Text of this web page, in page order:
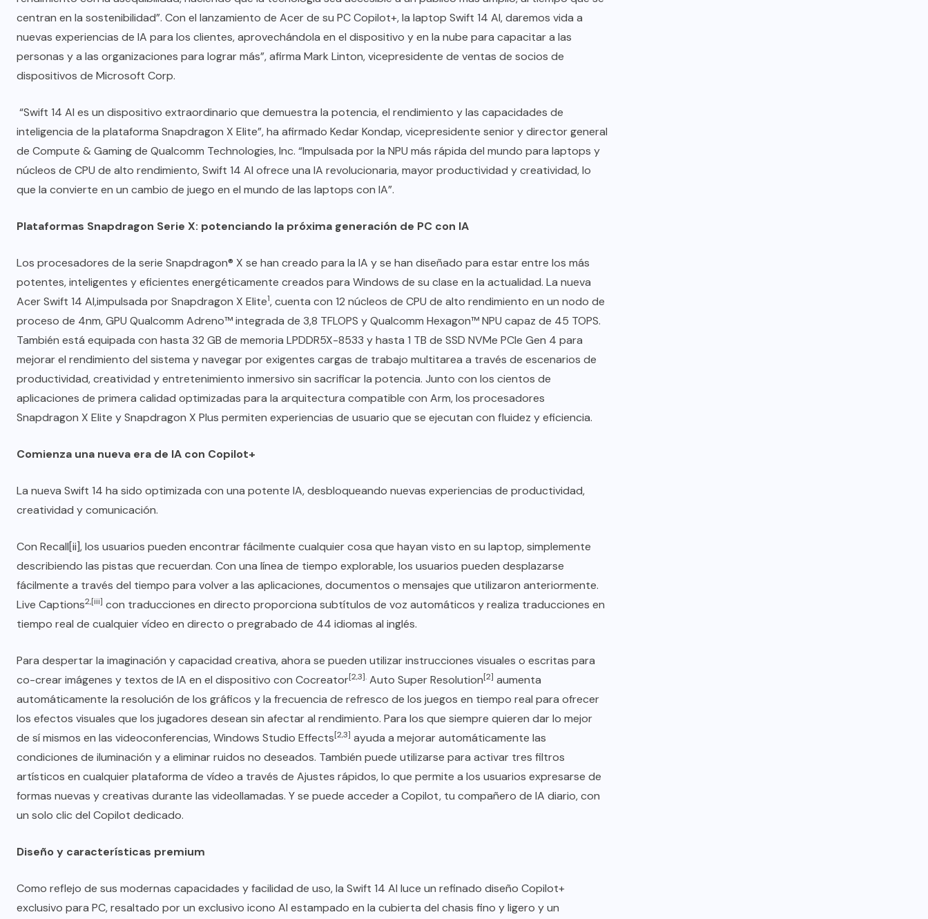
centran en la sostenibilidad”. Con el lanzamiento de Acer de su PC Copilot+, la laptop Swift 14 AI, daremos vida a
nuevas experiencias de IA para los clientes, aprovechándola en el dispositivo y en la nube para capacitar a las
personas y a las organizaciones para lograr más”, afirma Mark Linton, vicepresidente de ventas de socios de
dispositivos de Microsoft Corp.
“Swift 14 AI es un dispositivo extraordinario que demuestra la potencia, el rendimiento y las capacidades de
inteligencia de la plataforma Snapdragon X Elite”, ha afirmado Kedar Kondap, vicepresidente senior y director general
de Compute & Gaming de Qualcomm Technologies, Inc. “Impulsada por la NPU más rápida del mundo para laptops y
núcleos de CPU de alto rendimiento, Swift 14 AI ofrece una IA revolucionaria, mayor productividad y creatividad, lo
que la convierte en un cambio de juego en el mundo de las laptops con IA”.
Plataformas Snapdragon Serie X: potenciando la próxima generación de PC con IA
Los procesadores de la serie Snapdragon® X se han creado para la IA y se han diseñado para estar entre los más
potentes, inteligentes y eficientes energéticamente creados para Windows de su clase en la actualidad. La nueva
Acer Swift 14 AI,impulsada por Snapdragon X Elite1, cuenta con 12 núcleos de CPU de alto rendimiento en un nodo de
proceso de 4nm, GPU Qualcomm Adreno™ integrada de 3,8 TFLOPS y Qualcomm Hexagon™ NPU capaz de 45 TOPS.
También está equipada con hasta 32 GB de memoria LPDDR5X-8533 y hasta 1 TB de SSD NVMe PCIe Gen 4 para
mejorar el rendimiento del sistema y navegar por exigentes cargas de trabajo multitarea a través de escenarios de
productividad, creatividad y entretenimiento inmersivo sin sacrificar la potencia. Junto con los cientos de
aplicaciones de primera calidad optimizadas para la arquitectura compatible con Arm, los procesadores
Snapdragon X Elite y Snapdragon X Plus permiten experiencias de usuario que se ejecutan con fluidez y eficiencia.
Comienza una nueva era de IA con Copilot+
La nueva Swift 14 ha sido optimizada con una potente IA, desbloqueando nuevas experiencias de productividad,
creatividad y comunicación.
Con Recall[ii], los usuarios pueden encontrar fácilmente cualquier cosa que hayan visto en su laptop, simplemente
describiendo las pistas que recuerdan. Con una línea de tiempo explorable, los usuarios pueden desplazarse
fácilmente a través del tiempo para volver a las aplicaciones, documentos o mensajes que utilizaron anteriormente.
Live Captions2,[iii] con traducciones en directo proporciona subtítulos de voz automáticos y realiza traducciones en
tiempo real de cualquier vídeo en directo o pregrabado de 44 idiomas al inglés.
Para despertar la imaginación y capacidad creativa, ahora se pueden utilizar instrucciones visuales o escritas para
co-crear imágenes y textos de IA en el dispositivo con Cocreator[2,3]. Auto Super Resolution[2] aumenta
automáticamente la resolución de los gráficos y la frecuencia de refresco de los juegos en tiempo real para ofrecer
los efectos visuales que los jugadores desean sin afectar al rendimiento. Para los que siempre quieren dar lo mejor
de sí mismos en las videoconferencias, Windows Studio Effects[2,3] ayuda a mejorar automáticamente las
condiciones de iluminación y a eliminar ruidos no deseados. También puede utilizarse para activar tres filtros
artísticos en cualquier plataforma de vídeo a través de Ajustes rápidos, lo que permite a los usuarios expresarse de
formas nuevas y creativas durante las videollamadas. Y se puede acceder a Copilot, tu compañero de IA diario, con
un solo clic del Copilot dedicado.
Diseño y características premium
Como reflejo de sus modernas capacidades y facilidad de uso, la Swift 14 AI luce un refinado diseño Copilot+
exclusivo para PC, resaltado por un exclusivo icono AI estampado en la cubierta del chasis fino y ligero y un